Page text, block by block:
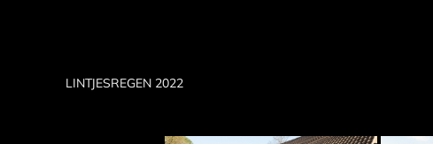
LINTJESREGEN 2022